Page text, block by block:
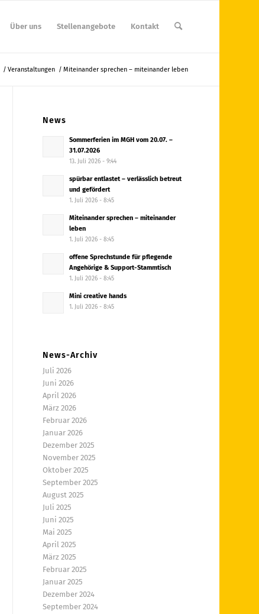
Über uns Stellenangebote Kontakt
/ Veranstaltungen / Miteinander sprechen – miteinander leben
News
Sommerferien im MGH vom 20.07. –
31.07.2026
13. Juli 2026 - 9:44
spürbar entlastet – verlässlich betreut
und gefördert
1. Juli 2026 - 8:45
Miteinander sprechen – miteinander
leben
1. Juli 2026 - 8:45
offene Sprechstunde für pflegende
Angehörige & Support-Stammtisch
1. Juli 2026 - 8:45
Mini creative hands
1. Juli 2026 - 8:45
News-Archiv
Juli 2026
Juni 2026
April 2026
März 2026
Februar 2026
Januar 2026
Dezember 2025
November 2025
Oktober 2025
September 2025
August 2025
Juli 2025
Juni 2025
Mai 2025
April 2025
März 2025
Februar 2025
Januar 2025
Dezember 2024
September 2024